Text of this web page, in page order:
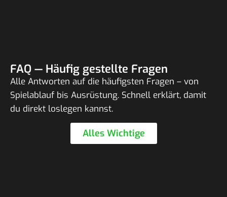
FAQ — Häufig gestellte Fragen
Alle Antworten auf die häufigsten Fragen – von
Spiel­ab­lauf bis Ausrüs­tung. Schnell erklärt, damit
du direkt loslegen kannst.
Alles Wich­tige